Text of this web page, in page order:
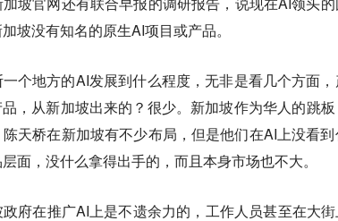
坡没有知名的原生AI项目或产品。
一个地方的AI发展到什么程度，无非是看几个方面
，从新加坡出来的？很少。新加坡作为华人的跳
天桥在新加坡有不少布局，但是他们在AI上没看
面，没什么拿得出手的，而且本身市场也不大。
府在推广AI上是不遗余力的，工作人员甚至在大